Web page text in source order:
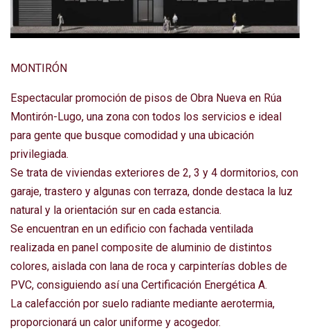
MONTIRÓN
Espectacular promoción de pisos de Obra Nueva en Rúa
Montirón-Lugo, una zona con todos los servicios e ideal
para gente que busque comodidad y una ubicación
privilegiada.
Se trata de viviendas exteriores de 2, 3 y 4 dormitorios, con
garaje, trastero y algunas con terraza, donde destaca la luz
natural y la orientación sur en cada estancia.
Se encuentran en un edificio con fachada ventilada
realizada en panel composite de aluminio de distintos
colores, aislada con lana de roca y carpinterías dobles de
PVC, consiguiendo así una Certificación Energética A.
La calefacción por suelo radiante mediante aerotermia,
proporcionará un calor uniforme y acogedor.